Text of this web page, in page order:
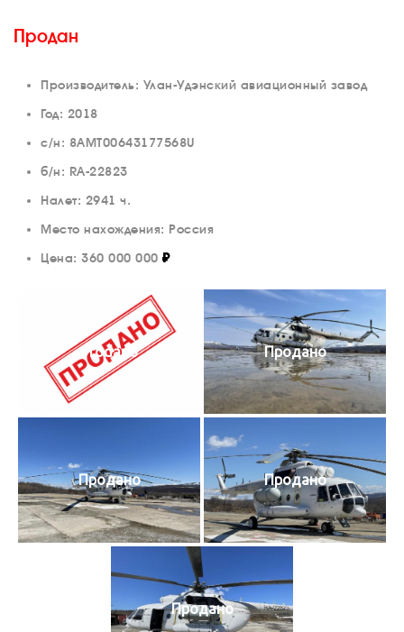
Продан
Производитель: Улан-Удэнский авиационный завод
Год: 2018
с/н: 8АМТ00643177568U
б/н: RA-22823
Налет: 2941 ч.
Место нахождения: Россия
Цена: 360 000 000 ₽
Prodano Продано
Продано Продано
Продано